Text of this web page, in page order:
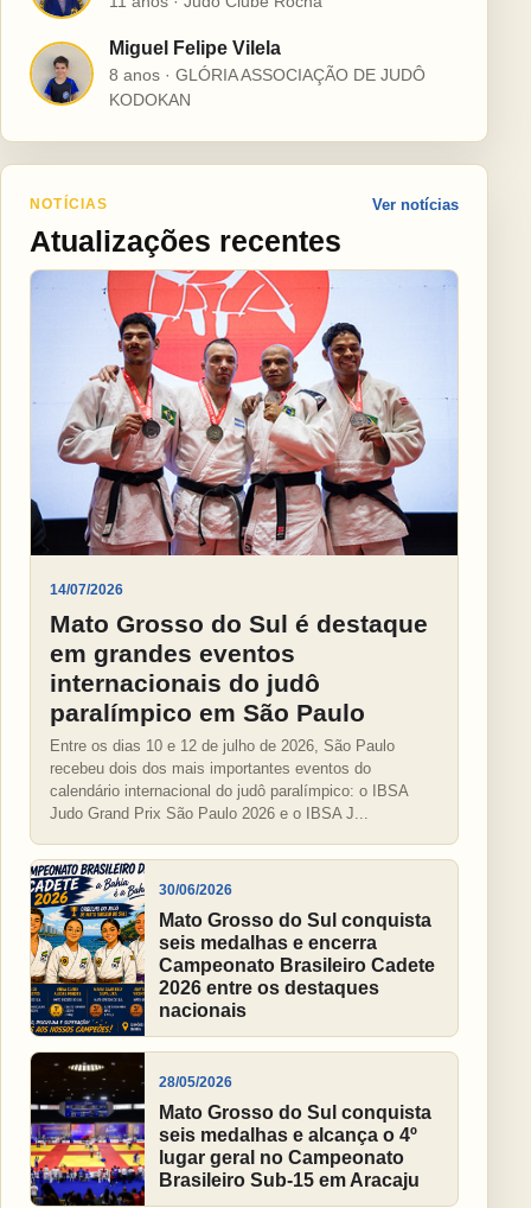
M
Miguel Felipe Vilela
8 anos · GLÓRIA ASSOCIAÇÃO DE JUDÔ
KODOKAN
NOTÍCIAS
Atualizações recentes
Ver notícias
14/07/2026
Mato Grosso do Sul é destaque
em grandes eventos
internacionais do judô
paralímpico em São Paulo
Entre os dias 10 e 12 de julho de 2026, São Paulo
recebeu dois dos mais importantes eventos do
calendário internacional do judô paralímpico: o IBSA
Judo Grand Prix São Paulo 2026 e o IBSA J...
30/06/2026
Mato Grosso do Sul conquista
seis medalhas e encerra
Campeonato Brasileiro Cadete
2026 entre os destaques
nacionais
28/05/2026
Mato Grosso do Sul conquista
seis medalhas e alcança o 4º
lugar geral no Campeonato
Brasileiro Sub-15 em Aracaju